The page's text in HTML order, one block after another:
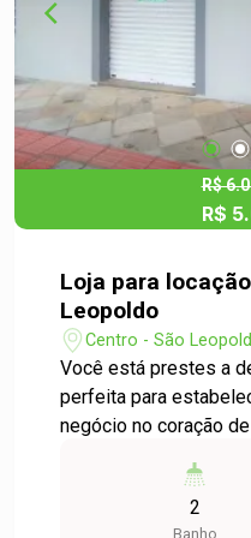
proporcionando
produtos e serviços. -
espaço é versátil e
diversos tipos de
roupas, acessórios,
outros. Não perca essa oportunidade! Entre em
contato conosco para
mais informações
espaço de negócios
conhecer o seu futuro
R$
R$
Loja para
Leopoldo
Centro - São
Você está prestes a
perfeita para
negócio no coração
com uma área útil de
diversos segmentos,
2
Banho